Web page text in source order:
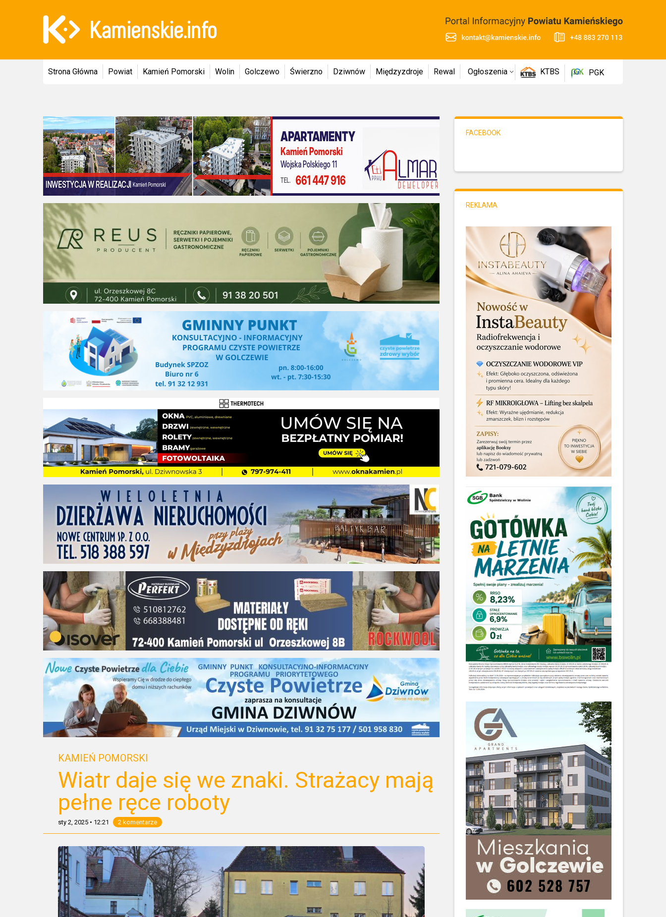
Strona Główna Powiat Kamień Pomorski Wolin Golczewo Świerzno Dziwnów Międzyzdroje Rewal Ogłoszenia KTBS PGK
KAMIEŃ POMORSKI
Wiatr daje się we znaki. Strażacy mają
pełne ręce roboty
sty 2, 2025 • 12:21 2 komentarze
FACEBOOK
REKLAMA